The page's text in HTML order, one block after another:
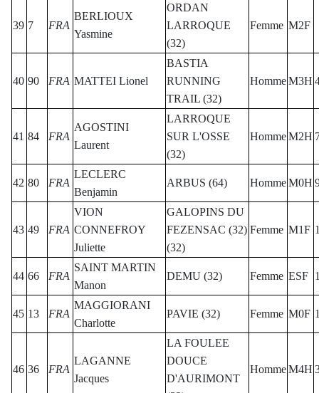
39 7 FRA
BERLIOUX
Yasmine
ORDAN
LARROQUE
(32)
Femme M2F
40 90 FRA MATTEI Lionel
BASTIA
RUNNING
TRAIL (32)
HommeM3H
41 84 FRA
AGOSTINI
Laurent
LARROQUE
SUR L'OSSE
(32)
HommeM2H
42 80 FRA
LECLERC
Benjamin
ARBUS (64) HommeM0H
43 49 FRA
VION
CONNEFROY
Juliette
GALOPINS DU
FEZENSAC (32)
(32)
Femme M1F
44 66 FRA
SAINT MARTIN
Manon
DEMU (32) Femme ESF
45 13 FRA
MAGGIORANI
Charlotte
PAVIE (32) Femme M0F
46 36 FRA
LAGANNE
Jacques
LA FOULEE
DOUCE
D'AURIMONT
HommeM4H